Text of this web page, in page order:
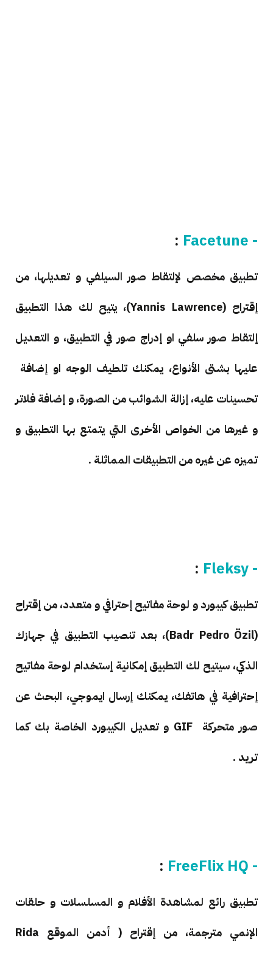
- Facetune
:
تطبيق مخصص لإلتقاط صور السيلفي و تعديلها، من
إقتراح (Yannis Lawrence)، يتيح لك هذا التطبيق
إلتقاط صور سلفي او إدراج صور في التطبيق، و التعديل
عليها بشتى الأنواع، يمكنك تلطيف الوجه او إضافة
تحسينات عليه، إزالة الشوائب من الصورة، و إضافة فلاتر
و غيرها من الخواص الأخرى التي يتمتع بها التطبيق و
تميزه عن غيره من التطبيقات المماثلة .
- Fleksy
:
تطبيق كيبورد و لوحة مفاتيح إحترافي و متعدد، من إقتراح
(Badr Pedro Özil)، بعد تنصيب التطبيق في جهازك
الذكي، سيتيح لك التطبيق إمكانية إستخدام لوحة مفاتيح
إحترافية في هاتفك، يمكنك إرسال ايموجي، البحث عن
صور متحركة GIF و تعديل الكيبورد الخاصة بك كما
تريد .
- FreeFlix HQ
:
تطبيق رائع لمشاهدة الأفلام و المسلسلات و حلقات
الإنمي مترجمة، من إقتراح ( أدمن الموقع Rida